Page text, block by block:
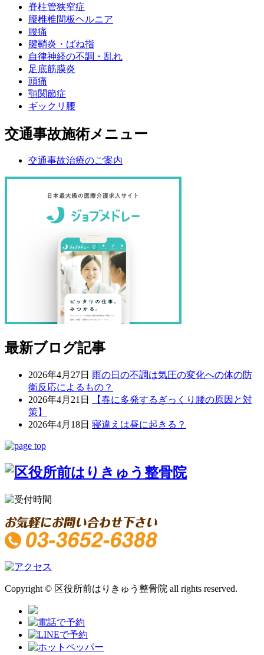
脊柱管狭窄症
腰椎椎間板ヘルニア
腰痛
腱鞘炎・ばね指
自律神経の不調・乱れ
足底筋膜炎
頭痛
顎関節症
ギックリ腰
交通事故施術メニュー
交通事故治療のご案内
最新ブログ記事
2026年4月27日 雨の日の不調は気圧の変化への体の防
衛反応によるもの？
2026年4月21日
【春に多発するぎっくり腰の原因と対
策】
2026年4月18日 寝違えは昼に起きる？
Copyright © 区役所前はりきゅう整骨院 all rights reserved.